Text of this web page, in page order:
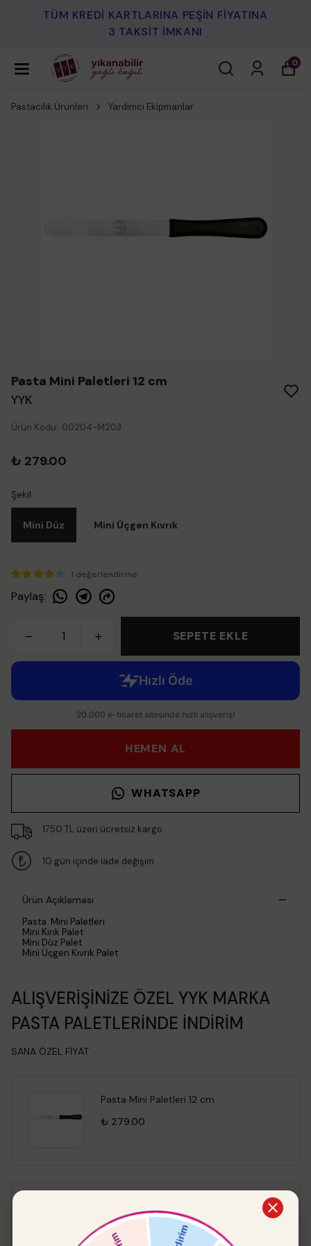
TÜM KREDİ KARTLARINA PEŞİN FİYATINA
3 TAKSİT İMKANI
0
Pastacılık Ürünleri Yardımcı Ekipmanlar
Pasta Mini Paletleri 12 cm
YYK
Ürün Kodu: 00204-M203
₺ 279.00
Şekil
Mini Düz Mini Üçgen Kıvrık
1 değerlendirme
Paylaş:
SEPETE EKLE
HEMEN AL
WHATSAPP
1750 TL üzeri ücretsiz kargo
10 gün içinde iade değişim
Ürün Açıklaması
Pasta Mini Paletleri
Mini Kırık Palet
Mini Düz Palet
Mini Üçgen Kıvrık Palet
ALIŞVERİŞİNİZE ÖZEL YYK MARKA
PASTA PALETLERİNDE İNDİRİM
SANA ÖZEL FİYAT
Pasta Mini Paletleri 12 cm
₺ 279.00
%15